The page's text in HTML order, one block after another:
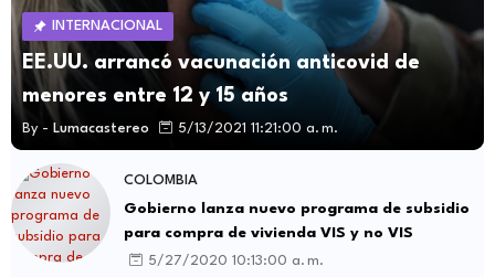
INTERNACIONAL
EE.UU. arrancó vacunación anticovid de
menores entre 12 y 15 años
By - Lumacastereo 5/13/2021 11:21:00 a. m.
COLOMBIA
Gobierno lanza nuevo programa de subsidio
para compra de vivienda VIS y no VIS
5/27/2020 10:13:00 a. m.